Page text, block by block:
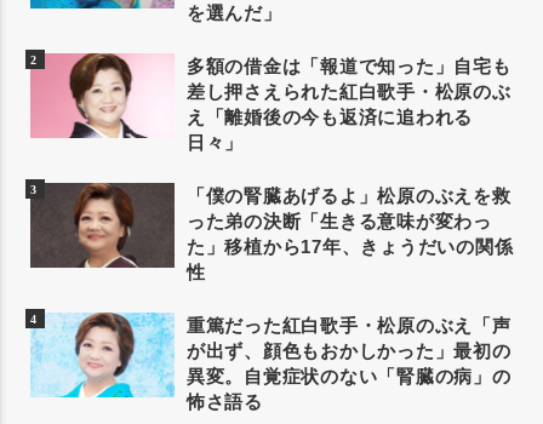
を選んだ」
多額の借金は「報道で知った」自宅も
差し押さえられた紅白歌手・松原のぶ
え「離婚後の今も返済に追われる
日々」
「僕の腎臓あげるよ」松原のぶえを救
った弟の決断「生きる意味が変わっ
た」移植から17年、きょうだいの関係
性
重篤だった紅白歌手・松原のぶえ「声
が出ず、顔色もおかしかった」最初の
異変。自覚症状のない「腎臓の病」の
怖さ語る